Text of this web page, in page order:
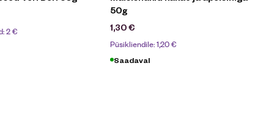
2€
50g
1,30€
Püsikliendile:1,20€
Saadaval